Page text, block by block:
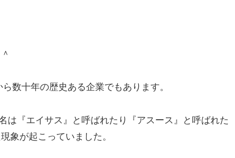
数十年の歴史ある企業でもあります。
は『エイサス』と呼ばれたり『アスース』と呼ばれた
象が起こっていました。